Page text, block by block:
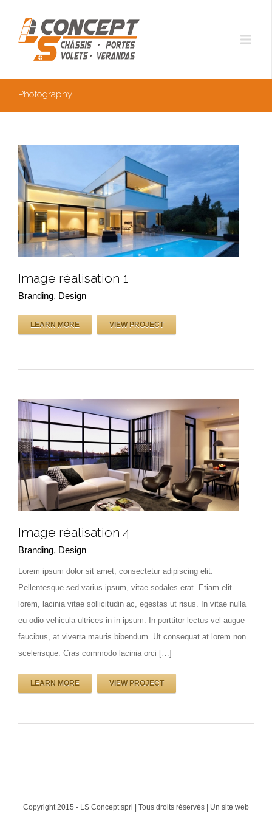
Photography
Image réalisation 1
Image réalisation 1
Branding, Design
LEARN MORE VIEW PROJECT
Image réalisation 4
Image réalisation 4
Branding, Design
Lorem ipsum dolor sit amet, consectetur adipiscing elit.
Pellentesque sed varius ipsum, vitae sodales erat. Etiam elit
lorem, lacinia vitae sollicitudin ac, egestas ut risus. In vitae nulla
eu odio vehicula ultrices in in ipsum. In porttitor lectus vel augue
faucibus, at viverra mauris bibendum. Ut consequat at lorem non
scelerisque. Cras commodo lacinia orci […]
LEARN MORE VIEW PROJECT
Copyright 2015 - LS Concept sprl | Tous droits réservés | Un site web